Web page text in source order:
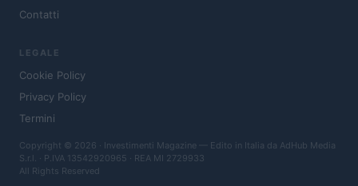
Contatti
LEGALE
Cookie Policy
Privacy Policy
Termini
Copyright © 2026 · Investimenti Magazine — Edito in Italia da AdHub Media
S.r.l. · P.IVA 13542920965 · REA MI 2729933
All Rights Reserved